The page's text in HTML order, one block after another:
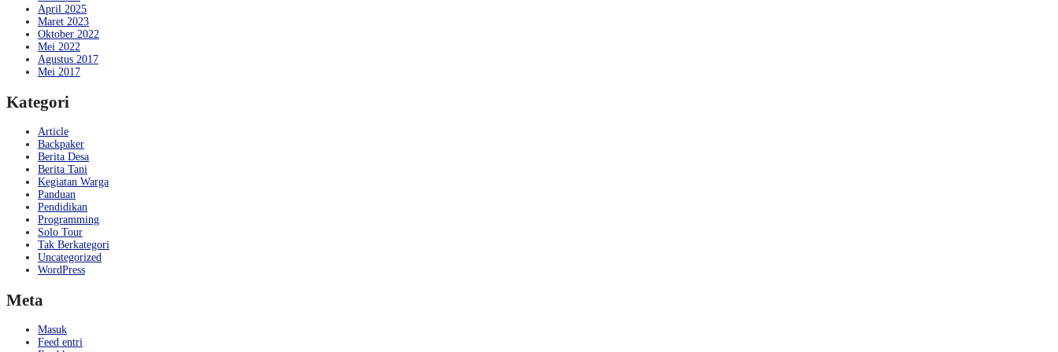
April 2025
Maret 2023
Oktober 2022
Mei 2022
Agustus 2017
Mei 2017
Kategori
Article
Backpaker
Berita Desa
Berita Tani
Kegiatan Warga
Panduan
Pendidikan
Programming
Solo Tour
Tak Berkategori
Uncategorized
WordPress
Meta
Masuk
Feed entri